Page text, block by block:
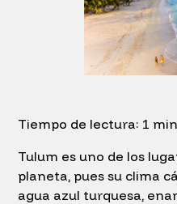
Tiempo de lectura: 1
Tulum es uno de los
planeta, pues su clima
agua azul turquesa,